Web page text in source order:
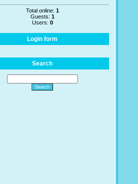
την ημέρα θα βρουν γρήγορα την
Total online: 1
Guests: 1
Users: 0
Login form
Search